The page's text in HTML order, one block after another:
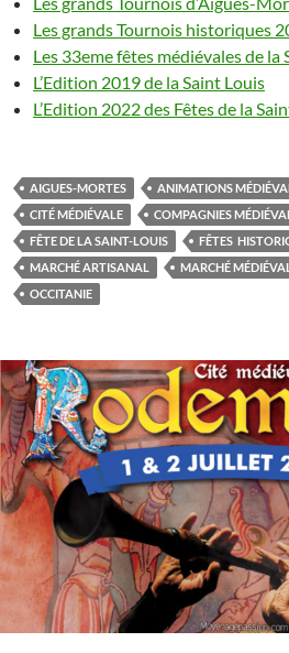
Les grands Tournois historiques
Les 33eme fêtes médiévales de la
L’Edition 2019 de la Saint Louis
L’Edition 2022 des Fêtes de la
AIGUES-MORTES ANIMATIONS
CITÉ MÉDIÉVALE
COMPAGNIES
FÊTE DE LA SAINT-LOUIS
FÊTES
MARCHÉ ARTISANAL
MARCHÉ
OCCITANIE